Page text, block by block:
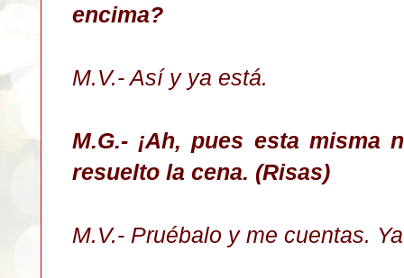
encima?
M.V.- Así y ya está.
M.G.- ¡Ah, pues esta misma
resuelto la cena. (Risas)
M.V.- Pruébalo y me cuentas.